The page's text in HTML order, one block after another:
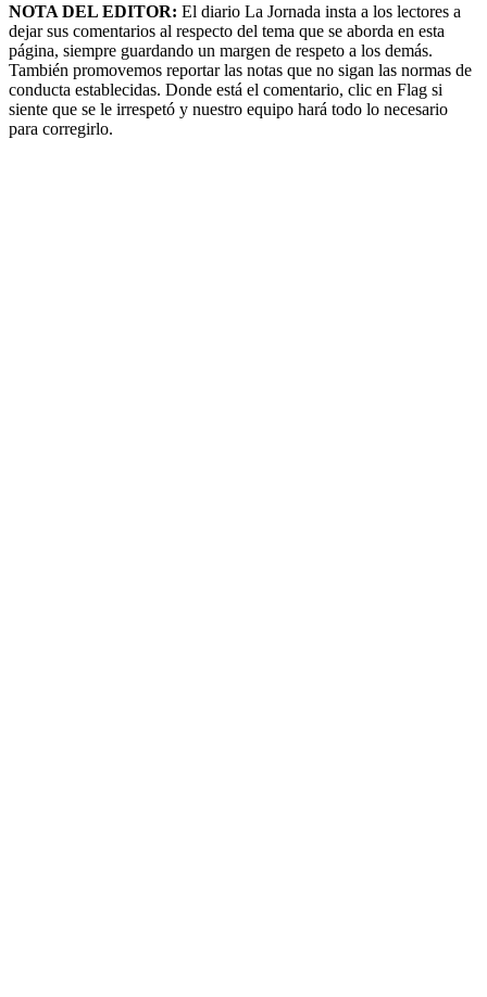
NOTA DEL EDITOR: El diario La Jornada insta a los lectores a
dejar sus comentarios al respecto del tema que se aborda en esta
página, siempre guardando un margen de respeto a los demás.
También promovemos reportar las notas que no sigan las normas de
conducta establecidas. Donde está el comentario, clic en Flag si
siente que se le irrespetó y nuestro equipo hará todo lo necesario
para corregirlo.